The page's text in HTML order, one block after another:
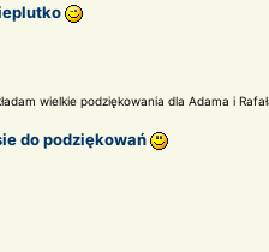
wielkie podziękowania dla Adama i
do podziękowań